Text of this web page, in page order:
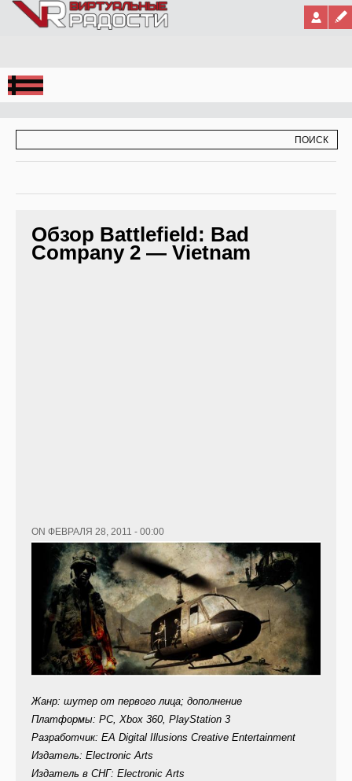
Jump to Navigation
Обзор Battlefield: Bad
Company 2 — Vietnam
ON ФЕВРАЛЯ 28, 2011 - 00:00
Жанр: шутер от первого лица; дополнение
Платформы: PC, Xbox 360, PlayStation 3
Разработчик: EA Digital Illusions Creative Entertainment
Издатель: Electronic Arts
Издатель в СНГ: Electronic Arts